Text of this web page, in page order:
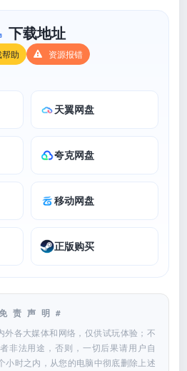
下载地址
助 资源报错
天翼网盘
夸克网盘
移动网盘
正版购买
责声明#
外各大媒体和网络，仅供试玩体验；不
非法用途，否则，一切后果请用户自
小时之内，从您的电脑中彻底删除上述